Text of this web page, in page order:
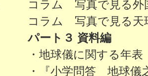
コラム 写真で見る外
コラム 写真で見る天
パート３ 資料編
・地球儀に関する年表
・『小学問答 地球儀